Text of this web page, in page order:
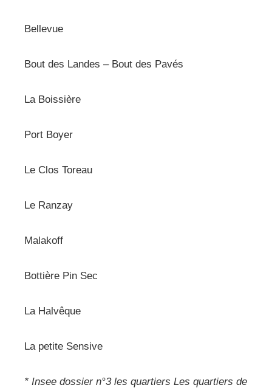
Bellevue
Bout des Landes – Bout des Pavés
La Boissière
Port Boyer
Le Clos Toreau
Le Ranzay
Malakoff
Bottière Pin Sec
La Halvêque
La petite Sensive
* Insee dossier n°3 les quartiers Les quartiers de